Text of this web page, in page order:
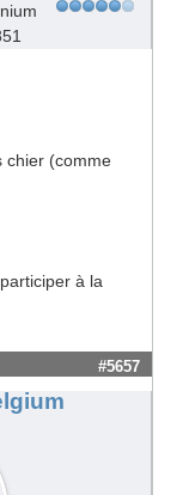
chier (comme
à la
#5657